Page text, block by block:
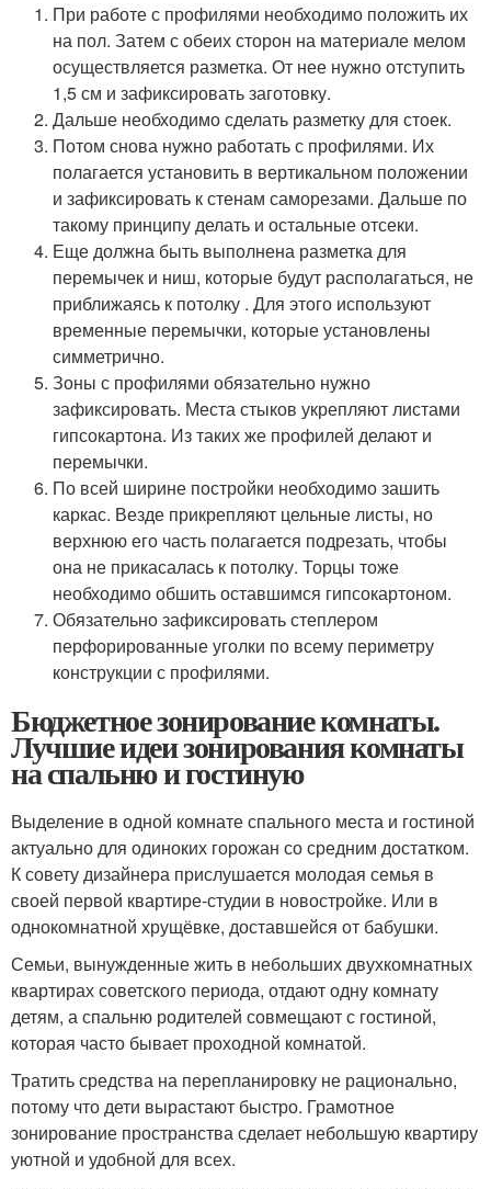
При работе с профилями необходимо положить их
на пол. Затем с обеих сторон на материале мелом
осуществляется разметка. От нее нужно отступить
1,5 см и зафиксировать заготовку.
Дальше необходимо сделать разметку для стоек.
Потом снова нужно работать с профилями. Их
полагается установить в вертикальном положении
и зафиксировать к стенам саморезами. Дальше по
такому принципу делать и остальные отсеки.
Еще должна быть выполнена разметка для
перемычек и ниш, которые будут располагаться, не
приближаясь к потолку . Для этого используют
временные перемычки, которые установлены
симметрично.
Зоны с профилями обязательно нужно
зафиксировать. Места стыков укрепляют листами
гипсокартона. Из таких же профилей делают и
перемычки.
По всей ширине постройки необходимо зашить
каркас. Везде прикрепляют цельные листы, но
верхнюю его часть полагается подрезать, чтобы
она не прикасалась к потолку. Торцы тоже
необходимо обшить оставшимся гипсокартоном.
Обязательно зафиксировать степлером
перфорированные уголки по всему периметру
конструкции с профилями.
Бюджетное зонирование комнаты.
Лучшие идеи зонирования комнаты
на спальню и гостиную
Выделение в одной комнате спального места и гостиной
актуально для одиноких горожан со средним достатком.
К совету дизайнера прислушается молодая семья в
своей первой квартире-студии в новостройке. Или в
однокомнатной хрущёвке, доставшейся от бабушки.
Семьи, вынужденные жить в небольших двухкомнатных
квартирах советского периода, отдают одну комнату
детям, а спальню родителей совмещают с гостиной,
которая часто бывает проходной комнатой.
Тратить средства на перепланировку не рационально,
потому что дети вырастают быстро. Грамотное
зонирование пространства сделает небольшую квартиру
уютной и удобной для всех.